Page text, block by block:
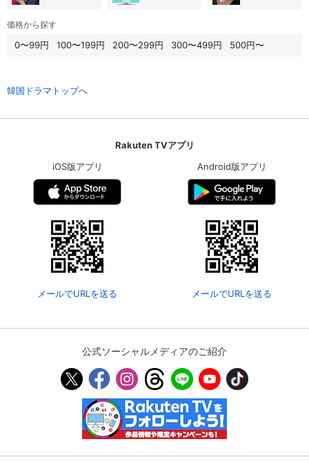
定額見放題解約
価格から探す
0〜99円 100〜199円 200〜299円 300〜499円 500円〜
韓国ドラマトップへ
Rakuten TVアプリ
iOS版アプリ
メールでURLを送る
Android版アプリ
メールでURLを送る
公式ソーシャルメディアのご紹介